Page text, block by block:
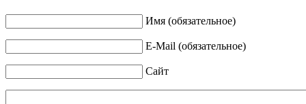
Имя (обязательное)
E-Mail (обязательное)
Сайт